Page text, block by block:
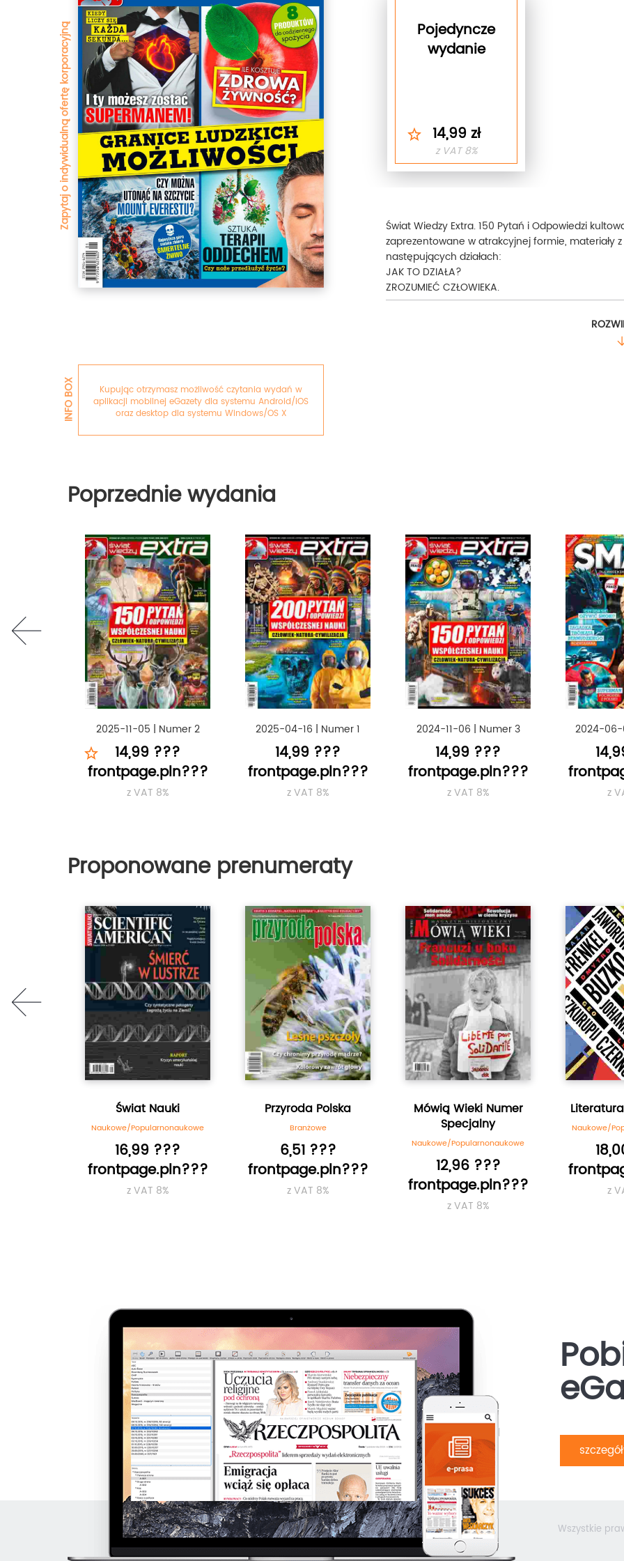
Zapytaj o indywidualną ofertę korporacyjną
INFO BOX
Kupując otrzymasz możliwość czytania wydań w
aplikacji mobilnej eGazety dla systemu Android/iOS
oraz desktop dla systemu Windows/OS X
Pojedyncze
wydanie
14,99 zł
z VAT 8%
Świat Wiedzy Extra. 150 Pytań i Odpowiedzi
zaprezentowane w atrakcyjnej formie, materiały z
następujących działach:
JAK TO DZIAŁA?
ZROZUMIEĆ CZŁOWIEKA.
PO PROSTU KOSMOS!
Poprzednie wydania
2025-11-05 | Numer 2
14,99 ???
frontpage.pln???
z VAT 8%
2025-04-16 | Numer 1
14,99 ???
frontpage.pln???
z VAT 8%
2024-11-06 | Numer 3
14,99 ???
frontpage.pln???
z VAT 8%
2024-06-
z
prev
Proponowane prenumeraty
Świat Nauki
Naukowe/Popularnonaukowe
16,99 ???
frontpage.pln???
z VAT 8%
Przyroda Polska
Branżowe
6,51 ???
frontpage.pln???
z VAT 8%
Mówią Wieki Numer
Specjalny
Naukowe/Popularnonaukowe
12,96 ???
frontpage.pln???
z VAT 8%
Naukowe/
z
prev
Wszystkie